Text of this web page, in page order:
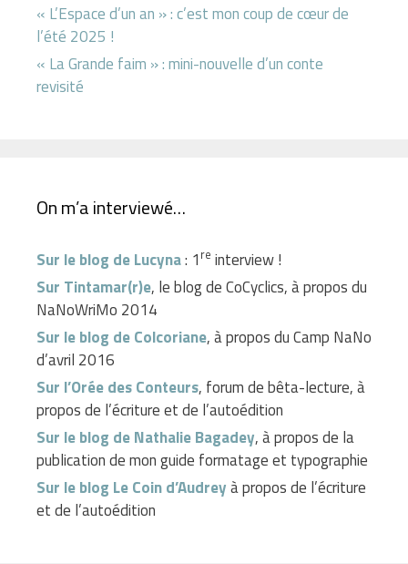
« L’Espace d’un an » : c’est mon coup de cœur de
l’été 2025 !
« La Grande faim » : mini-nouvelle d’un conte
revisité
On m’a interviewé…
Sur le blog de Lucyna: 1 re interview !
Sur Tintamar(r)e, le blog de CoCyclics, à propos du
NaNoWriMo 2014
Sur le blog de Colcoriane, à propos du Camp NaNo
d’avril 2016
Sur l’Orée des Conteurs, forum de bêta-lecture, à
propos de l’écriture et de l’autoédition
Sur le blog de Nathalie Bagadey, à propos de la
publication de mon guide formatage et typographie
Sur le blog Le Coin d’Audreyà propos de l’écriture
et de l’autoédition